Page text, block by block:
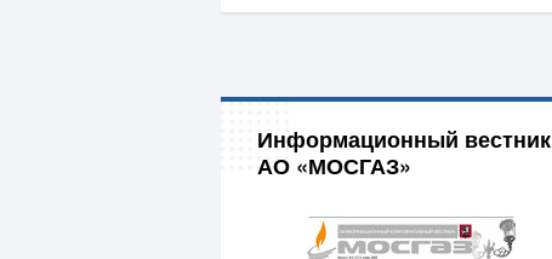
Информационный вестник
АО «МОСГАЗ»